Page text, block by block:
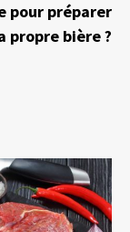
pour préparer
propre bière ?